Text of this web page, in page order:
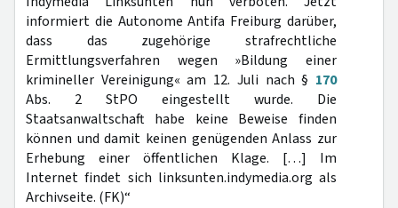
informiert die Autonome Antifa Freiburg darüber,
dass das zugehörige strafrechtliche
Ermittlungsverfahren wegen »Bildung einer
krimineller Vereinigung« am 12. Juli nach § 170
Abs. 2 StPO eingestellt wurde. Die
Staatsanwaltschaft habe keine Beweise finden
können und damit keinen genügenden Anlass zur
Erhebung einer öffentlichen Klage. […] Im
Internet findet sich linksunten.indymedia.org als
Archivseite. (FK)“